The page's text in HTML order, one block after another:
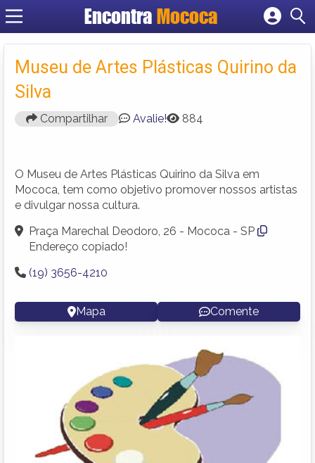
Encontra Mococa
Criar conta
Museu de Artes Plásticas Quirino da
Silva
Compartilhar Avalie! 884
O Museu de Artes Plásticas Quirino da Silva em
Mococa, tem como objetivo promover nossos artistas
e divulgar nossa cultura.
Praça Marechal Deodoro, 26 - Mococa - SP
Endereço copiado!
(19) 3656-4210
Mapa Comente